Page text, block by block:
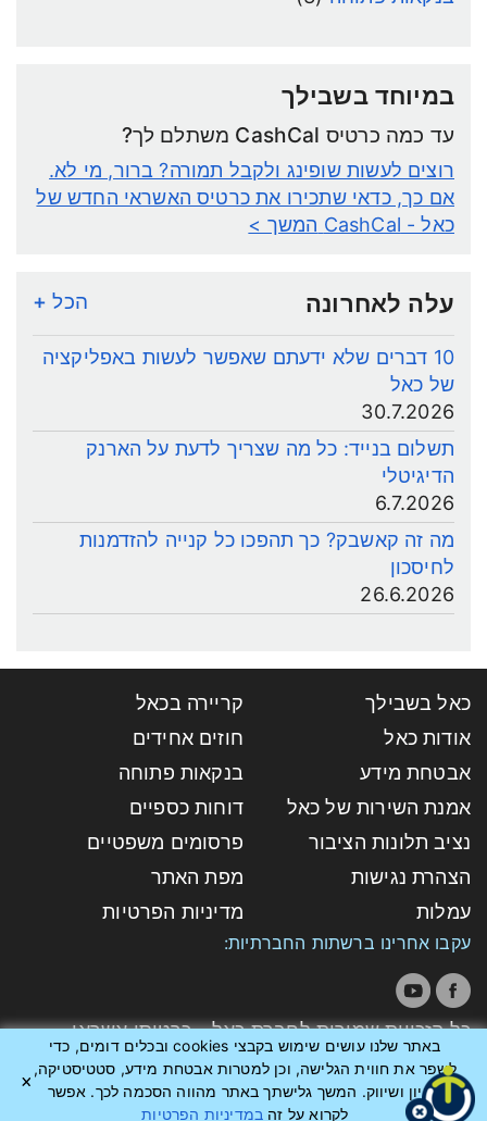
באתר שלנו עושים שימוש בקבצי cookies ובכלים דומים, כדי
לשפר את חווית הגלישה, וכן למטרות אבטחת מידע, סטטיסטיקה,
אפיון ושיווק. המשך גלישתך באתר מהווה הסכמה לכך. אפשר
לקרוא על זה במדיניות הפרטיות
במיוחד בשבילך
עד כמה כרטיס CashCal משתלם לך?
רוצים לעשות שופינג ולקבל תמורה? ברור, מי לא.
אם כך, כדאי שתכירו את כרטיס האשראי החדש של
כאל - CashCal
המשך >
עלה לאחרונה הכל +
10 דברים שלא ידעתם שאפשר לעשות באפליקציה
של כאל
30.7.2026
תשלום בנייד: כל מה שצריך לדעת על הארנק
הדיגיטלי
6.7.2026
מה זה קאשבק? כך תהפכו כל קנייה להזדמנות
לחיסכון
26.6.2026
כאל בשבילך
קריירה בכאל
אודות כאל
חוזים אחידים
אבטחת מידע
בנקאות פתוחה
אמנת השירות של כאל
דוחות כספיים
נציב תלונות הציבור
פרסומים משפטיים
הצהרת נגישות
מפת האתר
עמלות
מדיניות הפרטיות
עקבו אחרינו ברשתות החברתיות:
כל הזכויות שמורות לחברת כאל - כרטיסי אשראי
לישראל בע"מ